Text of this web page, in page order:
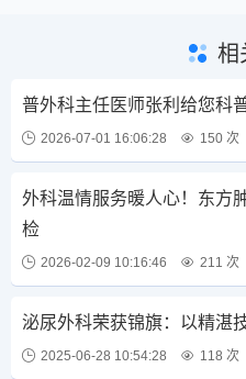
相
普外科主任医师张利给您科
2026-07-01 16:06:28 150 次
外科温情服务暖人心！东方
检
2026-02-09 10:16:46 211 次
泌尿外科荣获锦旗：以精湛
2025-06-28 10:54:28 118 次